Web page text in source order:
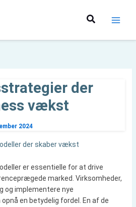
Søg
der
vækst
2024
der skaber vækst
er essentielle for at drive
marked. Virksomheder,
og implementere nye
en betydelig fordel. En af de